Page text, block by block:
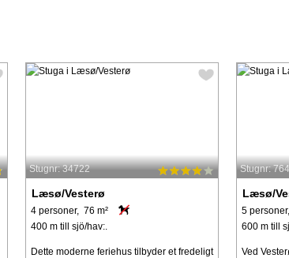
Stugnr: 34722
Læsø/Vesterø
4 personer, 76 m²
400 m till sjö/hav:.
Dette moderne feriehus tilbyder et fredeligt
Stugnr:
Læsø/
5
600 m till
Ved